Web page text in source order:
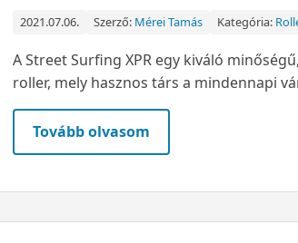
2021.07.06. Szerző: Mérei Tamás Kategória:
A Street Surfing XPR egy kiváló
roller, mely hasznos társ a mindennapi
Tovább olvasom